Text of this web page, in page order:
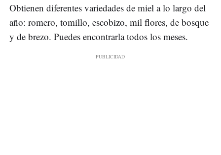
Obtienen diferentes variedades de miel a lo largo del
año: romero, tomillo, escobizo, mil flores, de bosque
y de brezo. Puedes encontrarla todos los meses.